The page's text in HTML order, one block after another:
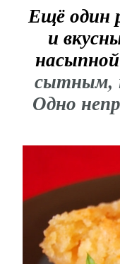
Ещё один
и
сытным,
Одно